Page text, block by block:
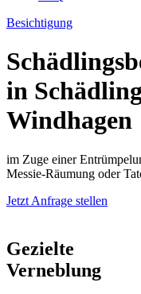
Besichtigung
in
Windhagen
im Zuge einer
Messie-Räumung oder
Jetzt Anfrage stellen
Gezielte
Verneblung